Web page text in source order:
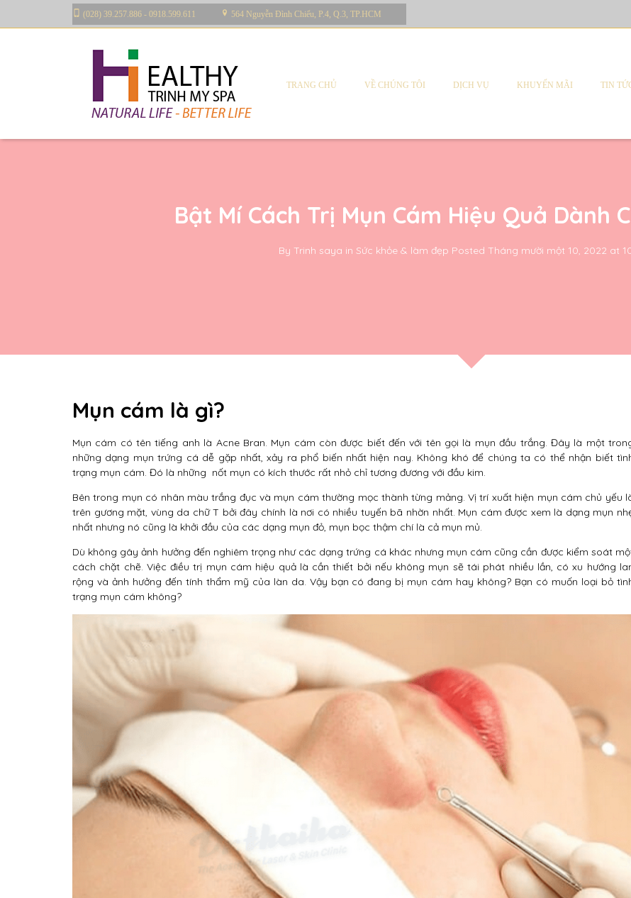
(028) 39.257.886 - 0918.599.611 564 Nguyễn Đình Chiểu, P.4, Q.3, TP.HCM
TRANG CHỦ VỀ CHÚNG TÔI DỊCH VỤ KHUYẾN MÃI TIN
Bật Mí Cách Trị Mụn Cám Hiệu Quả Dành
By Trinh saya in Sức khỏe & làm đẹp Posted Tháng mười một 10, 2022 at
Mụn cám là gì?
Mụn cám có tên tiếng anh là Acne Bran. Mụn cám còn được biết đến với tên gọi là mụn đầu trắng. Đây là một
những dạng mụn trứng cá dễ gặp nhất, xảy ra phổ biến nhất hiện nay. Không khó để chúng ta có thể nhận biết
trạng mụn cám. Đó là những nốt mụn có kích thước rất nhỏ chỉ tương đương với đầu kim.
Bên trong mụn có nhân màu trắng đục và mụn cám thường mọc thành từng mảng. Vị trí xuất hiện mụn cám chủ yếu
trên gương mặt, vùng da chữ T bởi đây chính là nơi có nhiều tuyến bã nhờn nhất. Mụn cám được xem là dạng mụn
nhất nhưng nó cũng là khởi đầu của các dạng mụn đỏ, mụn bọc thậm chí là cả mụn mủ.
Dù không gây ảnh hưởng đến nghiêm trọng như các dạng trứng cá khác nhưng mụn cám cũng cần được kiểm soát
cách chặt chẽ. Việc điều trị mụn cám hiệu quả là cần thiết bởi nếu không mụn sẽ tái phát nhiều lần, có xu hướng
rộng và ảnh hưởng đến tính thẩm mỹ của làn da. Vậy bạn có đang bị mụn cám hay không? Bạn có muốn loại bỏ
trạng mụn cám không?